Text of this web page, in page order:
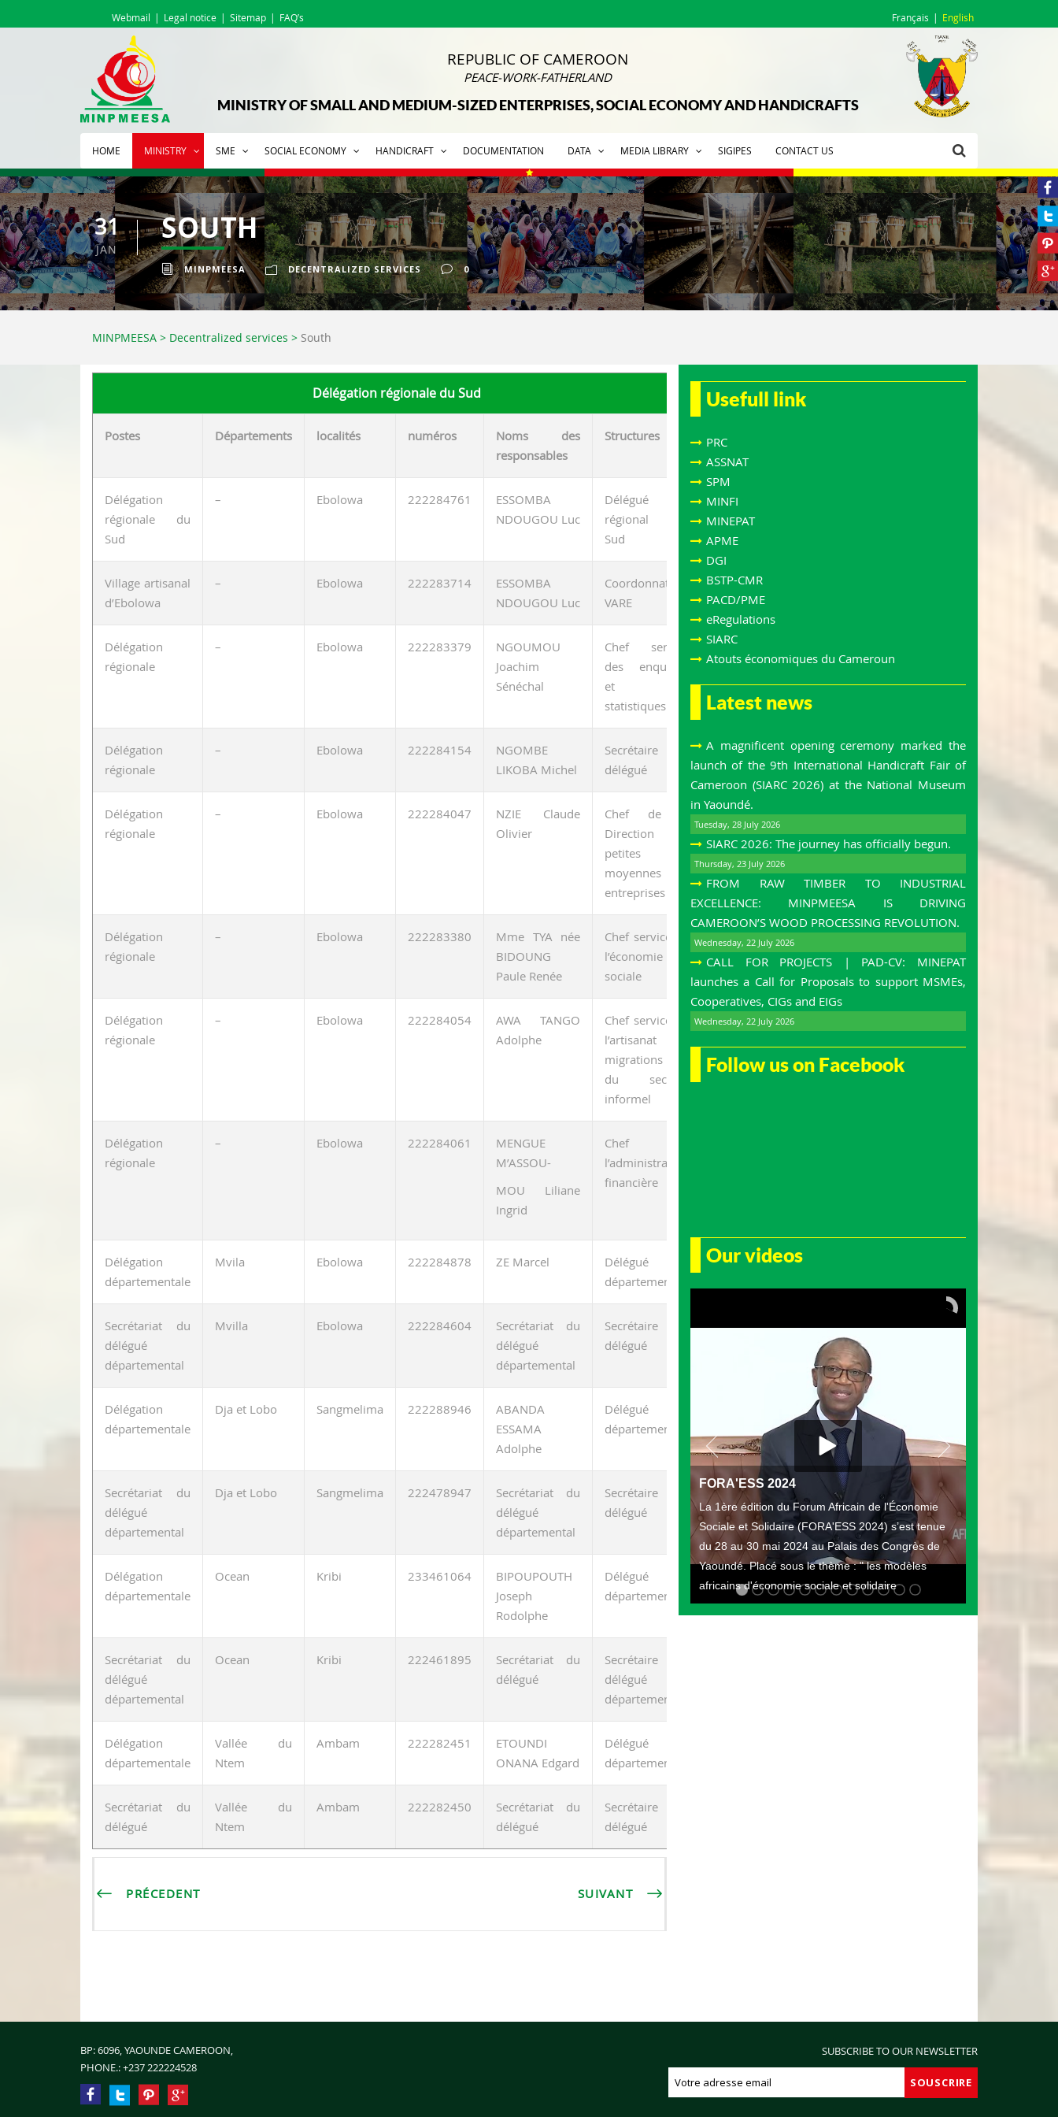
Webmail Legal notice Sitemap FAQ’s Français English
REPUBLIC OF CAMEROON
PEACE-WORK-FATHERLAND
MINISTRY OF SMALL AND MEDIUM-SIZED ENTERPRISES, SOCIAL ECONOMY AND HANDICRAFTS
HOME MINISTRY SME SOCIAL ECONOMY HANDICRAFT DOCUMENTATION DATA MEDIA LIBRARY SIGIPES CONTACT US
31
JAN
SOUTH
MINPMEESA DECENTRALIZED SERVICES 0
MINPMEESA > Decentralized services > South
Délégation régionale du Sud
Postes Départements localités numéros
Noms des
responsables
Structures
Délégation
régionale du
Sud
– Ebolowa 222284761
ESSOMBA
NDOUGOU Luc
Délégué
régional du
Sud
Village artisanal
d’Ebolowa
– Ebolowa 222283714
ESSOMBA
NDOUGOU Luc
Coordonnateur
VARE
Délégation
régionale
– Ebolowa 222283379
NGOUMOU
Joachim
Sénéchal
Chef service
des enquêtes
et des
statistiques
Délégation
régionale
– Ebolowa 222284154
NGOMBE
LIKOBA Michel
Secrétaire du
délégué
Délégation
régionale
– Ebolowa 222284047
NZIE Claude
Olivier
Chef de la
Direction des
petites et
moyennes
entreprises
Délégation
régionale
– Ebolowa 222283380
Mme TYA née
BIDOUNG
Paule Renée
Chef service de
l’économie
sociale
Délégation
régionale
– Ebolowa 222284054
AWA TANGO
Adolphe
Chef service de
l’artisanat des
migrations et
du secteur
informel
Délégation
régionale
– Ebolowa 222284061
MENGUE
M’ASSOU-
MOU Liliane
Ingrid
Chef de
l’administration
financière
Délégation
départementale
Mvila Ebolowa 222284878 ZE Marcel
Délégué
départemental
Secrétariat du
délégué
départemental
Mvilla Ebolowa 222284604
Secrétariat du
délégué
départemental
Secrétaire du
délégué
Délégation
départementale
Dja et Lobo Sangmelima 222288946
ABANDA
ESSAMA
Adolphe
Délégué
départemental
Secrétariat du
délégué
départemental
Dja et Lobo Sangmelima 222478947
Secrétariat du
délégué
départemental
Secrétaire du
délégué
Délégation
départementale
Ocean Kribi 233461064
BIPOUPOUTH
Joseph
Rodolphe
Délégué
départemental
Secrétariat du
délégué
départemental
Ocean Kribi 222461895
Secrétariat du
délégué
Secrétaire du
délégué
départemental
Délégation
départementale
Vallée du
Ntem
Ambam 222282451
ETOUNDI
ONANA Edgard
Délégué
départemental
Secrétariat du
délégué
Vallée du
Ntem
Ambam 222282450
Secrétariat du
délégué
Secrétaire du
délégué
PRÉCEDENT SUIVANT
Usefull link
PRC
ASSNAT
SPM
MINFI
MINEPAT
APME
DGI
BSTP-CMR
PACD/PME
eRegulations
SIARC
Atouts économiques du Cameroun
Latest news
A magnificent opening ceremony marked the
launch of the 9th International Handicraft Fair of
Cameroon (SIARC 2026) at the National Museum
in Yaoundé.
Tuesday, 28 July 2026
SIARC 2026: The journey has officially begun.
Thursday, 23 July 2026
FROM RAW TIMBER TO INDUSTRIAL
EXCELLENCE: MINPMEESA IS DRIVING
CAMEROON’S WOOD PROCESSING REVOLUTION.
Wednesday, 22 July 2026
CALL FOR PROJECTS | PAD-CV: MINEPAT
launches a Call for Proposals to support MSMEs,
Cooperatives, CIGs and EIGs
Wednesday, 22 July 2026
Follow us on Facebook
Our videos
FORA'ESS 2024
La 1ère édition du Forum Africain de l'Économie
Sociale et Solidaire (FORA'ESS 2024) s’est tenue
du 28 au 30 mai 2024 au Palais des Congrès de
Yaoundé. Placé sous le thème : " les modèles
africains d'économie sociale et solidaire
BP: 6096, YAOUNDE CAMEROON,
PHONE.:+237 222224528
SUBSCRIBE TO OUR NEWSLETTER